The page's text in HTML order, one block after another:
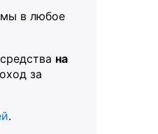
в любое
на
за
.